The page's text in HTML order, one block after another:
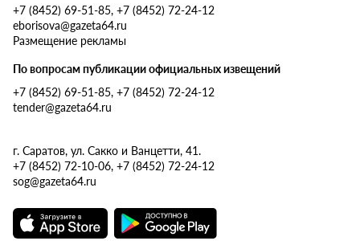
+7 (8452) 69-51-85, +7 (8452) 72-24-12
eborisova@gazeta64.ru
Размещение рекламы
По вопросам публикации официальных извещений
+7 (8452) 69-51-85, +7 (8452) 72-24-12
tender@gazeta64.ru
г. Саратов, ул. Сакко и Ванцетти, 41.
+7 (8452) 72-10-06, +7 (8452) 72-24-12
sog@gazeta64.ru